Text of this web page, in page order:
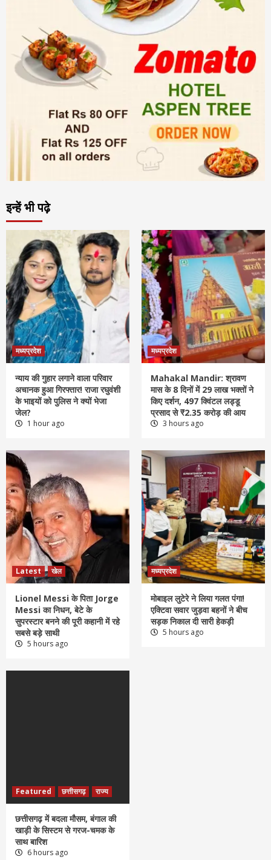
इन्हें भी पढ़े
मध्यप्रदेश
न्याय की गुहार लगाने वाला परिवार
अचानक हुआ गिरफ्तार! राजा रघुवंशी
के भाइयों को पुलिस ने क्यों भेजा
जेल?
1 hour ago
मध्यप्रदेश
Mahakal Mandir: श्रावण
मास के 8 दिनों में 29 लाख भक्तों ने
किए दर्शन, 497 क्विंटल लड्डू
प्रसाद से ₹2.35 करोड़ की आय
3 hours ago
Latest खेल
Lionel Messi के पिता Jorge
Messi का निधन, बेटे के
सुपरस्टार बनने की पूरी कहानी में रहे
सबसे बड़े साथी
5 hours ago
मध्यप्रदेश
मोबाइल लुटेरे ने लिया गलत पंगा!
एक्टिवा सवार जुड़वा बहनों ने बीच
सड़क निकाल दी सारी हेकड़ी
5 hours ago
Featured छत्तीसगढ़ राज्य
छत्तीसगढ़ में बदला मौसम, बंगाल की
खाड़ी के सिस्टम से गरज-चमक के
साथ बारिश
6 hours ago